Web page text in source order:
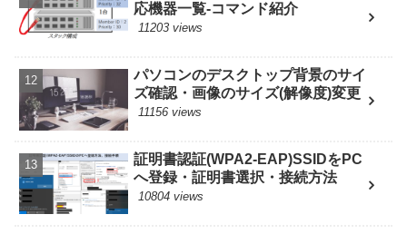
応機器一覧-コマンド紹介
11203 views
パソコンのデスクトップ背景のサイ
ズ確認・画像のサイズ(解像度)変更
11156 views
証明書認証(WPA2-EAP)SSIDをPC
へ登録・証明書選択・接続方法
10804 views